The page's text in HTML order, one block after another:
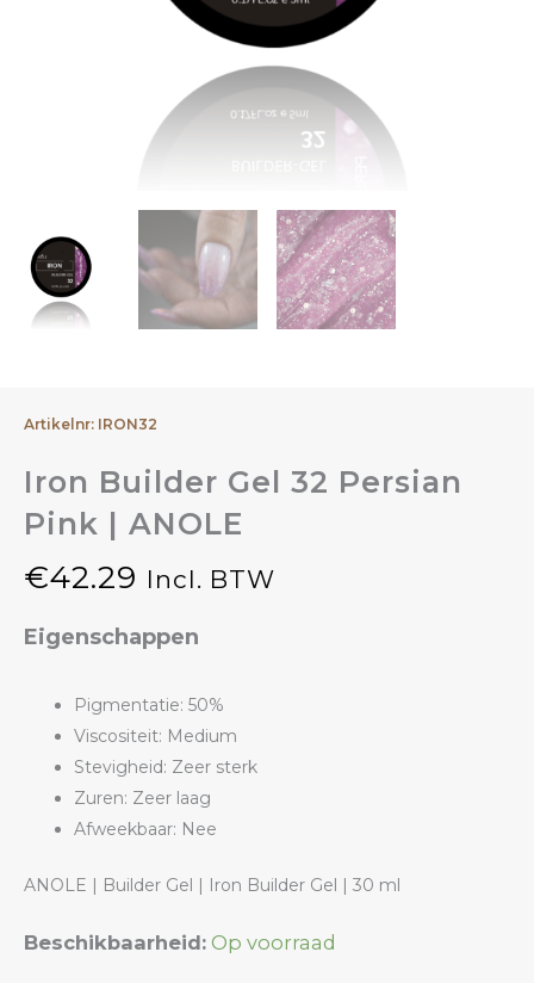
Artikelnr: IRON32
Iron Builder Gel 32 Persian
Pink | ANOLE
€42.29 Incl. BTW
Eigenschappen
Pigmentatie: 50%
Viscositeit: Medium
Stevigheid: Zeer sterk
Zuren: Zeer laag
Afweekbaar: Nee
ANOLE | Builder Gel | Iron Builder Gel | 30 ml
Beschikbaarheid: Op voorraad
Iron